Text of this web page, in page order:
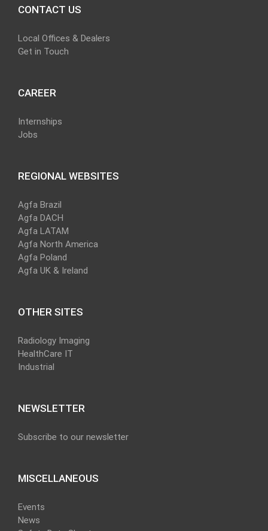
CONTACT US
Local Offices & Dealers
Get in Touch
CAREER
Internships
Jobs
REGIONAL WEBSITES
Agfa Brazil
Agfa DACH
Agfa LATAM
Agfa North America
Agfa Poland
Agfa UK & Ireland
OTHER SITES
Radiology Imaging
HealthCare IT
Industrial
NEWSLETTER
Subscribe to our newsletter
MISCELLANEOUS
Events
News